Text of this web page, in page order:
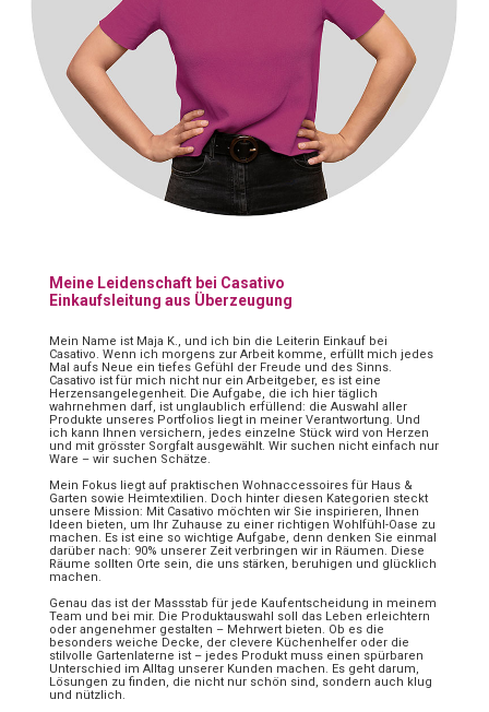
Meine Leidenschaft bei Casativo
Einkaufsleitung aus Überzeugung
Mein Name ist Maja K., und ich bin die Leiterin Einkauf bei
Casativo. Wenn ich morgens zur Arbeit komme, erfüllt mich jedes
Mal aufs Neue ein tiefes Gefühl der Freude und des Sinns.
Casativo ist für mich nicht nur ein Arbeitgeber, es ist eine
Herzensangelegenheit. Die Aufgabe, die ich hier täglich
wahrnehmen darf, ist unglaublich erfüllend: die Auswahl aller
Produkte unseres Portfolios liegt in meiner Verantwortung. Und
ich kann Ihnen versichern, jedes einzelne Stück wird von Herzen
und mit grösster Sorgfalt ausgewählt. Wir suchen nicht einfach nur
Ware – wir suchen Schätze.
Mein Fokus liegt auf praktischen Wohnaccessoires für Haus &
Garten sowie Heimtextilien. Doch hinter diesen Kategorien steckt
unsere Mission: Mit Casativo möchten wir Sie inspirieren, Ihnen
Ideen bieten, um Ihr Zuhause zu einer richtigen Wohlfühl-Oase zu
machen. Es ist eine so wichtige Aufgabe, denn denken Sie einmal
darüber nach: 90% unserer Zeit verbringen wir in Räumen. Diese
Räume sollten Orte sein, die uns stärken, beruhigen und glücklich
machen.
Genau das ist der Massstab für jede Kaufentscheidung in meinem
Team und bei mir. Die Produktauswahl soll das Leben erleichtern
oder angenehmer gestalten – Mehrwert bieten. Ob es die
besonders weiche Decke, der clevere Küchenhelfer oder die
stilvolle Gartenlaterne ist – jedes Produkt muss einen spürbaren
Unterschied im Alltag unserer Kunden machen. Es geht darum,
Lösungen zu finden, die nicht nur schön sind, sondern auch klug
und nützlich.